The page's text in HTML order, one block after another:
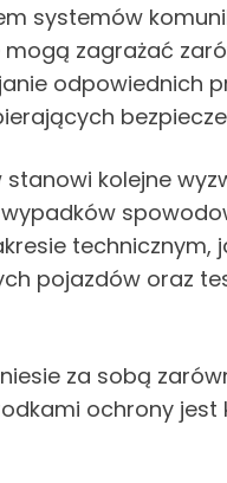
systemów
zagrażać
odpowiednich
kolejne
pojazdów oraz
za sobą
ochrony